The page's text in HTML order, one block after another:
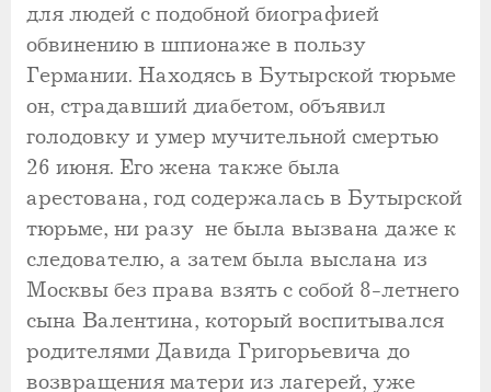
для людей с подобной биографией
обвинению в шпионаже в пользу
Германии. Находясь в Бутырской тюрьме
он, страдавший диабетом, объявил
голодовку и умер мучительной смертью
26 июня. Его жена также была
арестована, год содержалась в Бутырской
тюрьме, ни разу не была вызвана даже к
следователю, а затем была выслана из
Москвы без права взять с собой 8-летнего
сына Валентина, который воспитывался
родителями Давида Григорьевича до
возвращения матери из лагерей, уже